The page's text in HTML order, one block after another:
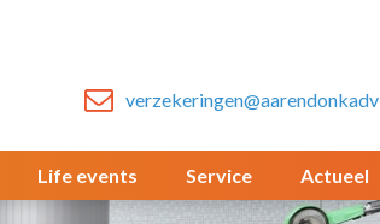
Life events Service Actueel